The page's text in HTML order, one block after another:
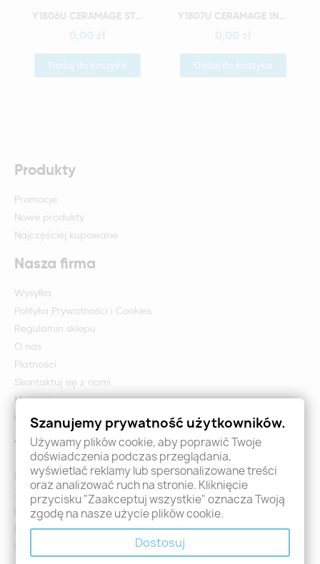
Szybki podgląd Y1806U CERAMAGE STANDARD SET
0,00 zł
Dodaj do koszyka
Szybki podgląd Y1807U CERAMAGE INTRO SET A2 WYRÓB MEDYCZNY
0,00 zł
Dodaj do koszyka
Produkty
Promocje
Nowe produkty
Najczęściej kupowane
Nasza firma
Wysyłka
Polityka Prywatności i Cookies
Regulamin sklepu
O nas
Płatności
Skontaktuj się z nami
Mapa strony
Formularz zwrotu i reklamacji
Twoje konto
Logowanie
Załóż konto - Rejestracja
Moje zamówienia
Promocje
Nowości
Szanujemy prywatność użytkowników.
Używamy plików cookie, aby poprawić Twoje
doświadczenia podczas przeglądania,
wyświetlać reklamy lub spersonalizowane treści
oraz analizować ruch na stronie. Kliknięcie
przycisku "Zaakceptuj wszystkie" oznacza Twoją
zgodę na nasze użycie plików cookie.
Dostosuj